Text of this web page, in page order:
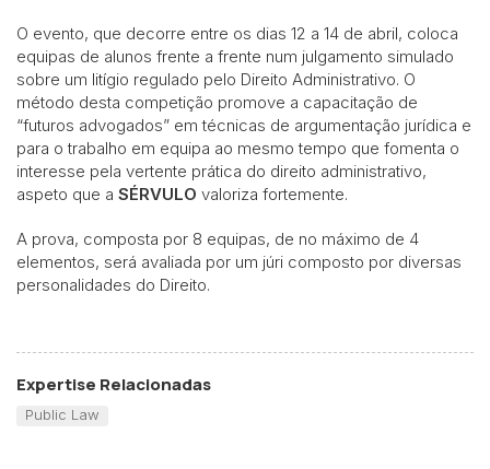
O evento, que decorre entre os dias 12 a 14 de abril, coloca
equipas de alunos frente a frente num julgamento simulado
sobre um litígio regulado pelo Direito Administrativo. O
método desta competição promove a capacitação de
“futuros advogados” em técnicas de argumentação jurídica e
para o trabalho em equipa ao mesmo tempo que fomenta o
interesse pela vertente prática do direito administrativo,
aspeto que a SÉRVULO valoriza fortemente.
A prova, composta por 8 equipas, de no máximo de 4
elementos, será avaliada por um júri composto por diversas
personalidades do Direito.
Expertise Relacionadas
Public Law